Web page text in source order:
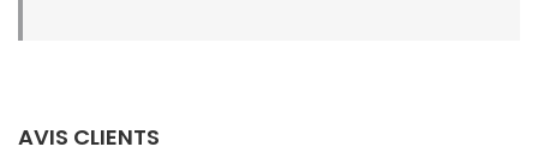
AVIS CLIENTS